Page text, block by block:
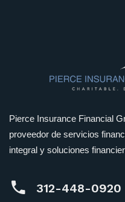
Pierce Insurance Financial
proveedor de servicios
integral y soluciones
312-448-0920